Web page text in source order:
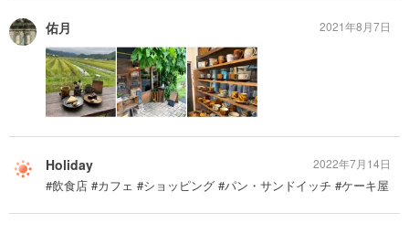
佑月 2021年8月7日
Holiday
#飲食店 #カフェ #ショッピング #パン・サンドイッチ #ケーキ屋
2022年7月14日